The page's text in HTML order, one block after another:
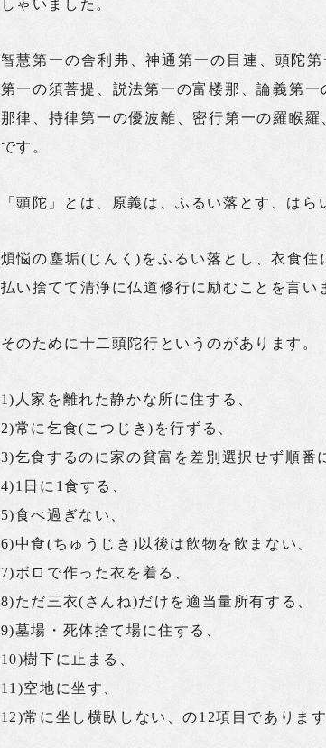
しゃいました。
智慧第一の舎利弗、神通第一の目連、頭陀
第一の須菩提、説法第一の富楼那、論義第
那律、持律第一の優波離、密行第一の羅睺
です。
「頭陀」とは、原義は、ふるい落とす、はら
煩悩の塵垢(じんく)をふるい落とし、衣食住
払い捨てて清浄に仏道修行に励むことを言い
そのために十二頭陀行というのがあります。
1)人家を離れた静かな所に住する、
2)常に乞食(こつじき)を行ずる、
3)乞食するのに家の貧富を差別選択せず順番
4)1日に1食する、
5)食べ過ぎない、
6)中食(ちゅうじき)以後は飲物を飲まない、
7)ボロで作った衣を着る、
8)ただ三衣(さんね)だけを適当量所有する、
9)墓場・死体捨て場に住する、
10)樹下に止まる、
11)空地に坐す、
12)常に坐し横臥しない、の12項目であります